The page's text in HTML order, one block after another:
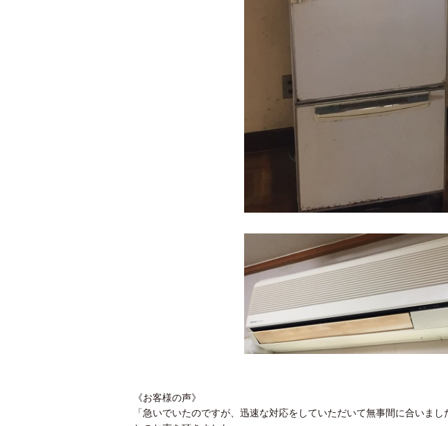
《お客様の声》
「急いでいたのですが、迅速な対応をしていただいて無事間に合いま